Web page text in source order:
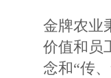
金牌农业
价值和员
念和“传